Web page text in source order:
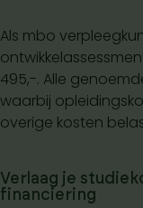
Als mbo
495,-. Alle
waarbij
overige kosten
Verlaag je
financiering